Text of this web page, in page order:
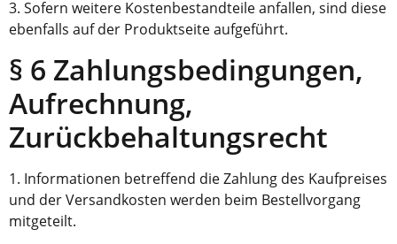
3. Sofern weitere Kostenbestandteile anfallen, sind diese
ebenfalls auf der Produktseite aufgeführt.
§ 6 Zahlungsbedingungen,
Aufrechnung,
Zurückbehaltungsrecht
1. Informationen betreffend die Zahlung des Kaufpreises
und der Versandkosten werden beim Bestellvorgang
mitgeteilt.